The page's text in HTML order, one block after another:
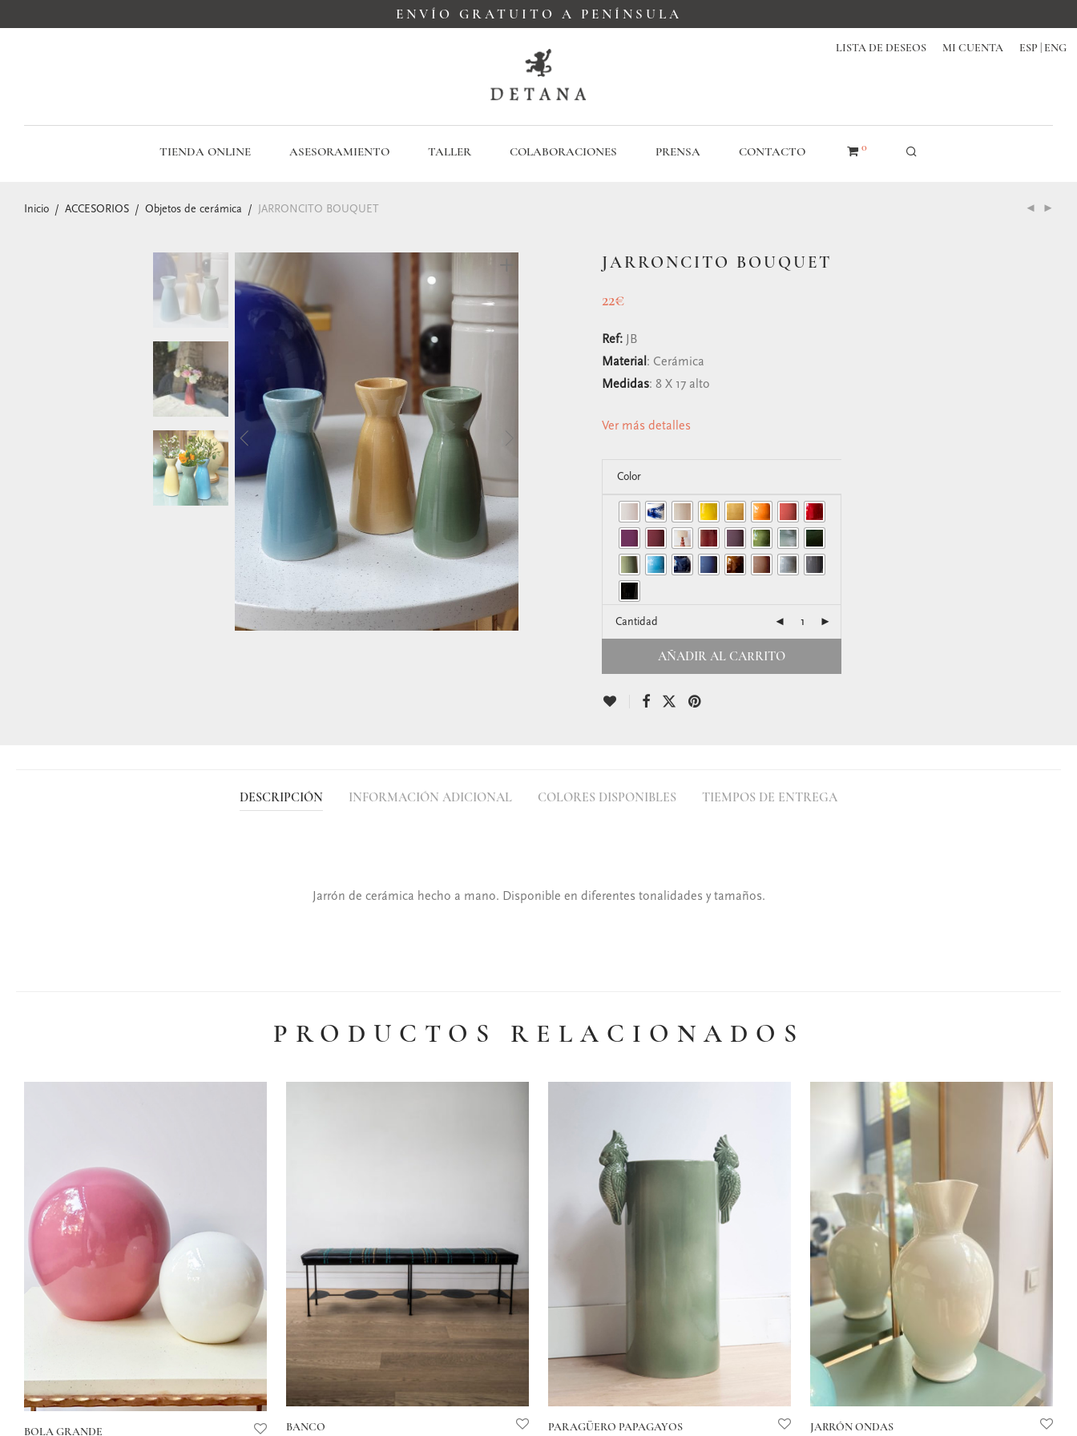
ENVÍO GRATUITO A PENÍNSULA
LISTA DE DESEOS MI CUENTA ESP | ENG
TIENDA ONLINE ASESORAMIENTO TALLER COLABORACIONES PRENSA CONTACTO 0
Inicio / ACCESORIOS / Objetos de cerámica / JARRONCITO BOUQUET
JARRONCITO BOUQUET
22€
Ref: JB
Material : Cerámica
Medidas: 8 X 17 alto
Ver más detalles
Color
Cantidad
AÑADIR AL CARRITO
DESCRIPCIÓN INFORMACIÓN ADICIONAL COLORES DISPONIBLES TIEMPOS DE ENTREGA
Jarrón de cerámica hecho a mano. Disponible en diferentes tonalidades y tamaños.
PRODUCTOS RELACIONADOS
BOLA GRANDE BANCO PARAGÜERO PAPAGAYOS JARRÓN ONDAS